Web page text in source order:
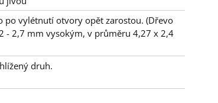
po vylétnutí otvory opět zarostou. (Dřevo
- 2,7 mm vysokým, v průměru 4,27 x 2,4
druh.